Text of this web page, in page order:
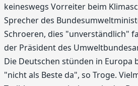
keineswegs Vorreiter beim
Sprecher des
Schroeren, dies "unverständlich"
der Präsident des
Die Deutschen stünden in Europa
"nicht als Beste da", so Troge.